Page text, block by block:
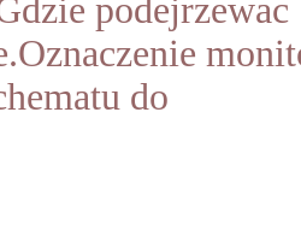
podejrzewac
do